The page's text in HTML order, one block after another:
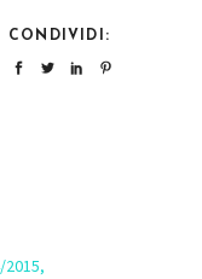
CONDIVIDI:
,